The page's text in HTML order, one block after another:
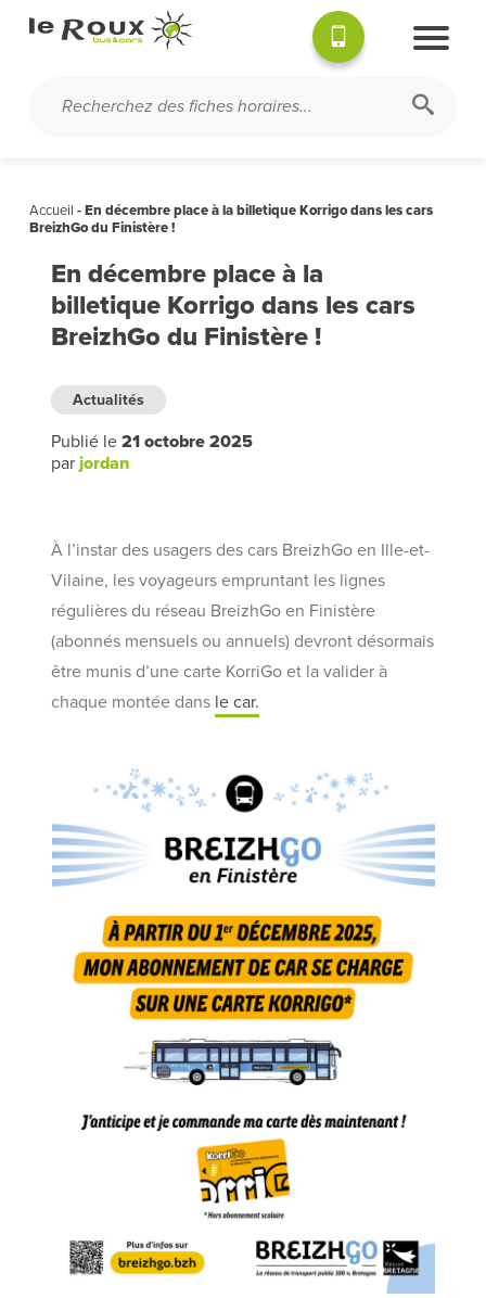
Accueil -En décembre place à la billetique Korrigo dans les cars
BreizhGo du Finistère !
En décembre place à la
billetique Korrigo dans les cars
BreizhGo du Finistère !
Actualités
Publié le21 octobre 2025
par jordan
À l’instar des usagers des cars BreizhGo en Ille-et-
Vilaine, les voyageurs empruntant les lignes
régulières du réseau BreizhGo en Finistère
(abonnés mensuels ou annuels) devront désormais
être munis d’une carte KorriGo et la valider à
chaque montée dans le car.